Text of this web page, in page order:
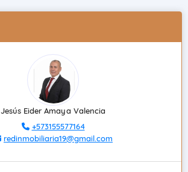
Jesús Eider Amaya Valencia
+573155577164
redinmobiliaria19@gmail.com